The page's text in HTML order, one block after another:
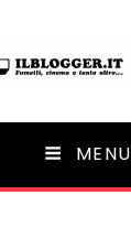
blog | MENU